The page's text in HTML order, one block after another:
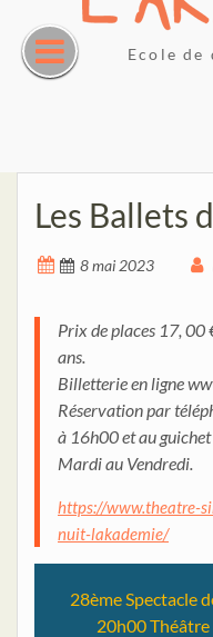
content
Ecole de
Les Ballets
8 mai 2023
Prix de places 17,
ans.
Billetterie en ligne
Réservation par
à 16h00 et au
Mardi au Vendredi.
https://www.theatre-
nuit-lakademie/
28ème Spectacle
20h00 Théâtre